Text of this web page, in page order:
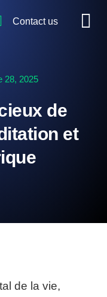
Contact us
28, 2025
de
et
de la vie,